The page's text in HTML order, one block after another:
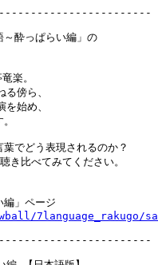
～酔っぱらい編」の
楽。
傍ら、
始め、
でどう表現されるのか？
き比べてみてください。
7language_rakugo/